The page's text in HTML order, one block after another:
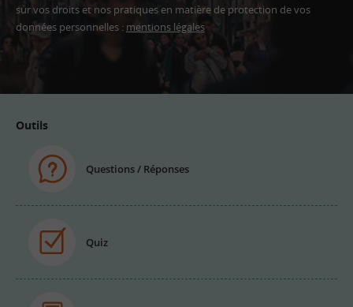
sur vos droits et nos pratiques en matière de protection de vos
données personnelles : mentions légales
Adresse
Outils
Questions / Réponses
Quiz